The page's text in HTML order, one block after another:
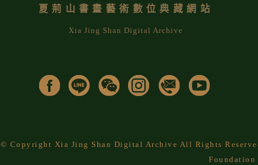
夏荊山書畫藝術數位典藏網站
Xia Jing Shan Digital Archive
© Copyright Xia Jing Shan Digital Archive All Rights
Foundation